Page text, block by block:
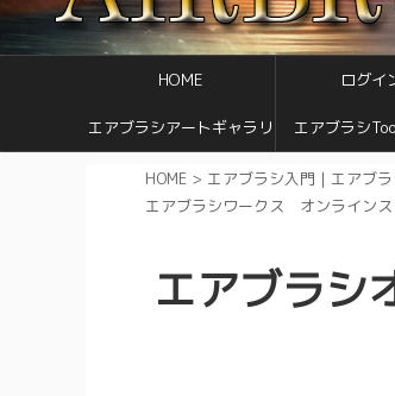
HOME ログイ
エアブラシアートギャラリ
ー
エアブラシ
HOME > エアブラシ入門｜エアブ
エアブラシワークス オンライン
エアブラシ